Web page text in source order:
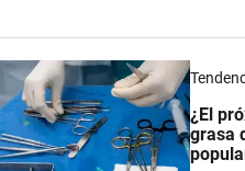
¿El
grasa